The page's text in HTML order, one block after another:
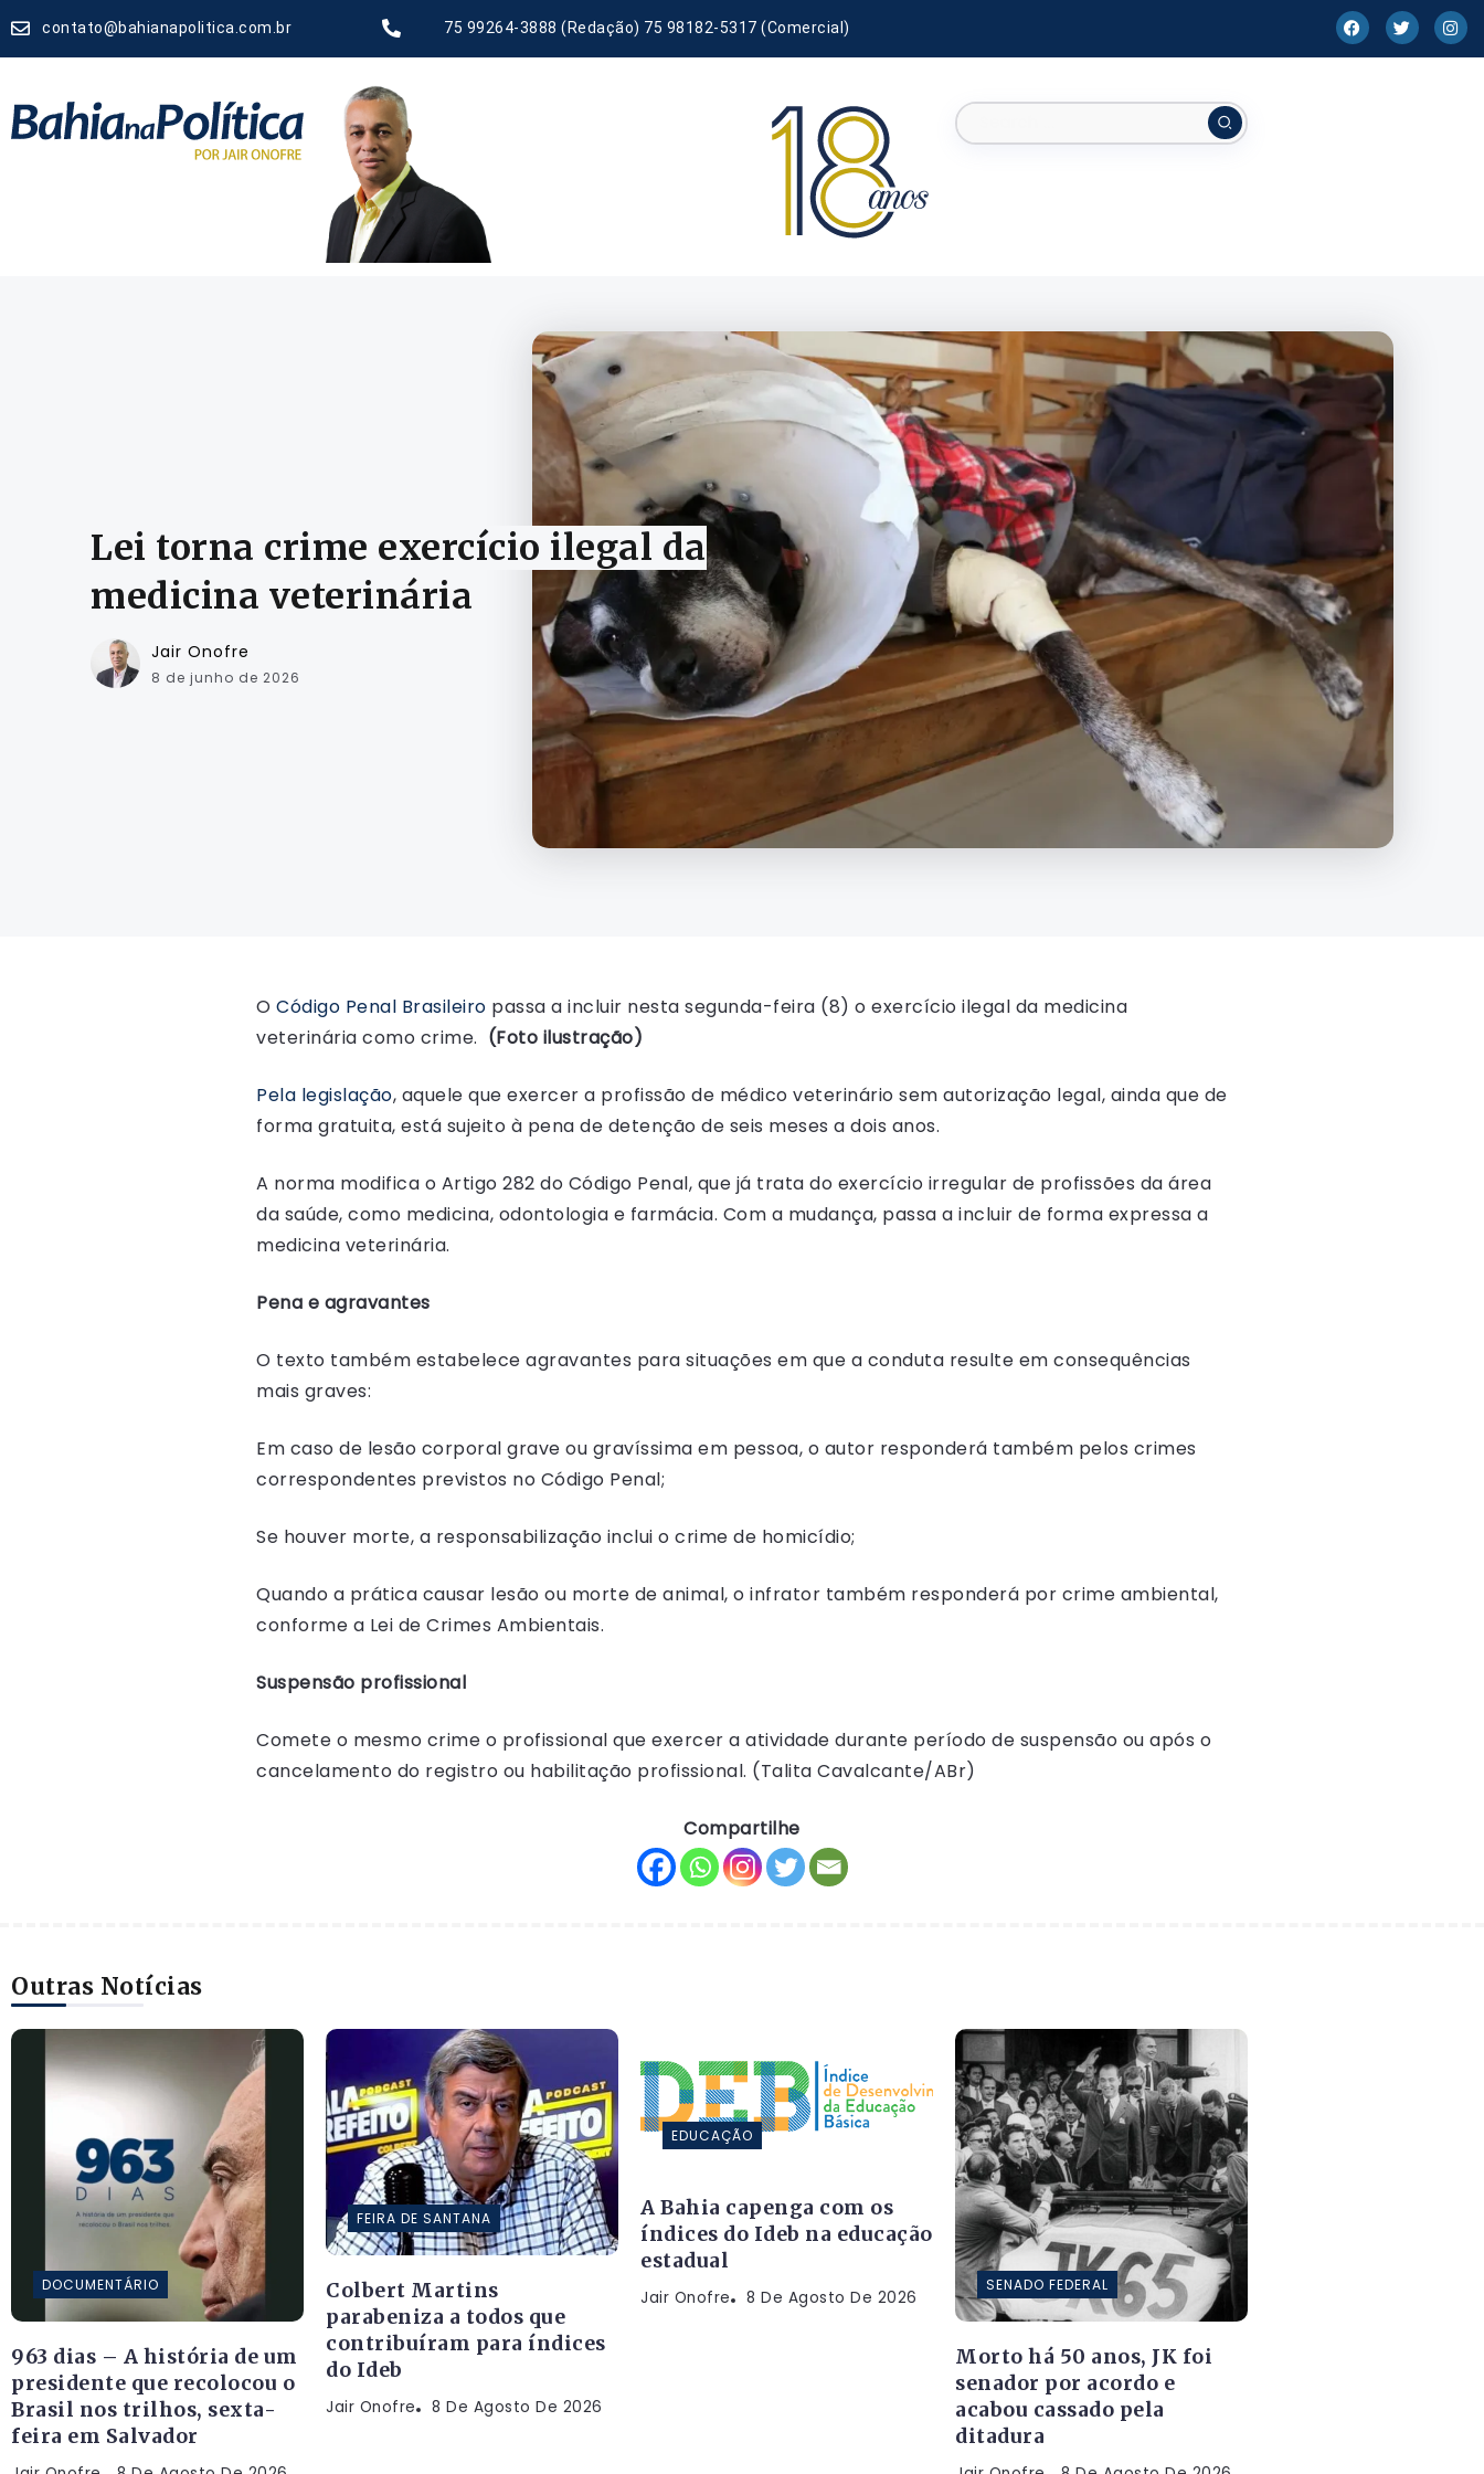
contato@bahianapolitica.com.br 75 99264-3888 (Redação) 75 98182-5317 (Comercial)
Lei torna crime exercício ilegal da
medicina veterinária
Jair Onofre
8 de junho de 2026
O Código Penal Brasileiro passa a incluir nesta segunda-feira (8) o exercício ilegal da medicina
veterinária como crime. (Foto ilustração)
Pela legislação, aquele que exercer a profissão de médico veterinário sem autorização legal, ainda que de
forma gratuita, está sujeito à pena de detenção de seis meses a dois anos.
A norma modifica o Artigo 282 do Código Penal, que já trata do exercício irregular de profissões da área
da saúde, como medicina, odontologia e farmácia. Com a mudança, passa a incluir de forma expressa a
medicina veterinária.
Pena e agravantes
O texto também estabelece agravantes para situações em que a conduta resulte em consequências
mais graves:
Em caso de lesão corporal grave ou gravíssima em pessoa, o autor responderá também pelos crimes
correspondentes previstos no Código Penal;
Se houver morte, a responsabilização inclui o crime de homicídio;
Quando a prática causar lesão ou morte de animal, o infrator também responderá por crime ambiental,
conforme a Lei de Crimes Ambientais.
Suspensão profissional
Comete o mesmo crime o profissional que exercer a atividade durante período de suspensão ou após o
cancelamento do registro ou habilitação profissional. (Talita Cavalcante/ABr)
Compartilhe
Outras Notícias
DOCUMENTÁRIO
963 dias – A história de um
presidente que recolocou o
Brasil nos trilhos, sexta-
feira em Salvador
FEIRA DE SANTANA
Colbert Martins
parabeniza a todos que
contribuíram para índices
do Ideb
Jair Onofre 8 De Agosto De 2026
EDUCAÇÃO
A Bahia capenga com os
índices do Ideb na educação
estadual
Jair Onofre 8 De Agosto De 2026
SENADO FEDERAL
Morto há 50 anos, JK foi
senador por acordo e
acabou cassado pela
ditadura